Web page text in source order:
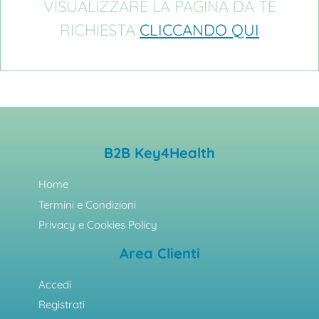
VISUALIZZARE LA PAGINA DA TE
RICHIESTA CLICCANDO QUI
B2B Key4Health
Home
Termini e Condizioni
Privacy e Cookies Policy
Area Clienti
Accedi
Registrati